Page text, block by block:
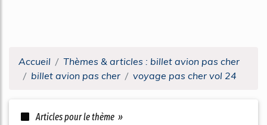
Accueil
Thèmes & articles : billet avion pas cher
billet avion pas cher
voyage pas cher vol 24
Articles pour le thème »